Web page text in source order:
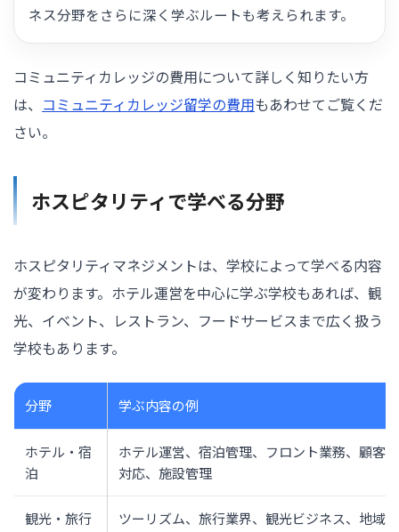
ネス分野をさらに深く学ぶルートも考えられます。
コミュニティカレッジの費用について詳しく知りたい方
は、 コミュニティカレッジ留学の費用もあわせてご覧くだ
さい。
ホスピタリティで学べる分野
ホスピタリティマネジメントは、学校によって学べる内容
が変わります。ホテル運営を中心に学ぶ学校もあれば、観
光、イベント、レストラン、フードサービスまで広く扱う
学校もあります。
分野 学ぶ内容の例
ホテル・宿
泊
ホテル運営、宿泊管理、フロント業務、顧客
対応、施設管理
観光・旅行
ツーリズム、旅行業界、観光ビジネス、地域